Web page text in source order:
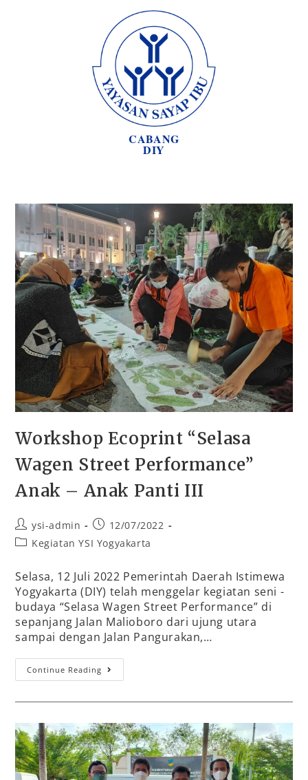
CABANG
DIY
Workshop Ecoprint “Selasa
Wagen Street Performance”
Anak – Anak Panti III
ysi-admin
12/07/2022
Kegiatan YSI Yogyakarta
Selasa, 12 Juli 2022 Pemerintah Daerah Istimewa
Yogyakarta (DIY) telah menggelar kegiatan seni -
budaya “Selasa Wagen Street Performance” di
sepanjang Jalan Malioboro dari ujung utara
sampai dengan Jalan Pangurakan,…
Continue Reading